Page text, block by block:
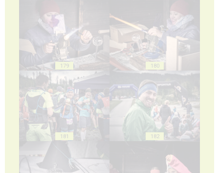
179 180
181 182